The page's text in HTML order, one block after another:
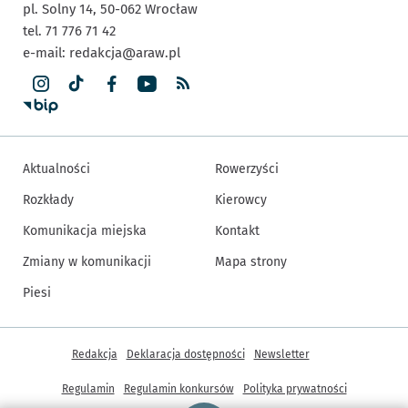
pl. Solny 14, 50-062 Wrocław
tel. 71 776 71 42
e-mail: redakcja@araw.pl
Aktualności
Rozkłady
Komunikacja miejska
Zmiany w komunikacji
Piesi
Rowerzyści
Kierowcy
Kontakt
Mapa strony
Inne informacje
Redakcja Deklaracja dostępności Newsletter
Regulamin Regulamin konkursów
Polityka prywatności